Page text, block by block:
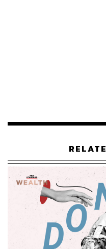
เศรษฐกิจและสังคมแห่งชา
จากฐาน 175 ล้านลิตรต่อวั
กำลังการผลิตไปแล้ว 9%
กลยุทธ์สำคัญคือการกระจา
ค้าส่ง) เพื่อป้องกันไม่ให้ภ
เติมน้ำมันในสถานีบริการข
ภาวะขาดแคลน